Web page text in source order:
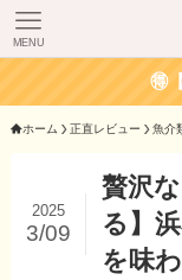
MENU
🉐
ホーム 正直レビュー 魚介
贅沢
る】
を味
2025
3/09